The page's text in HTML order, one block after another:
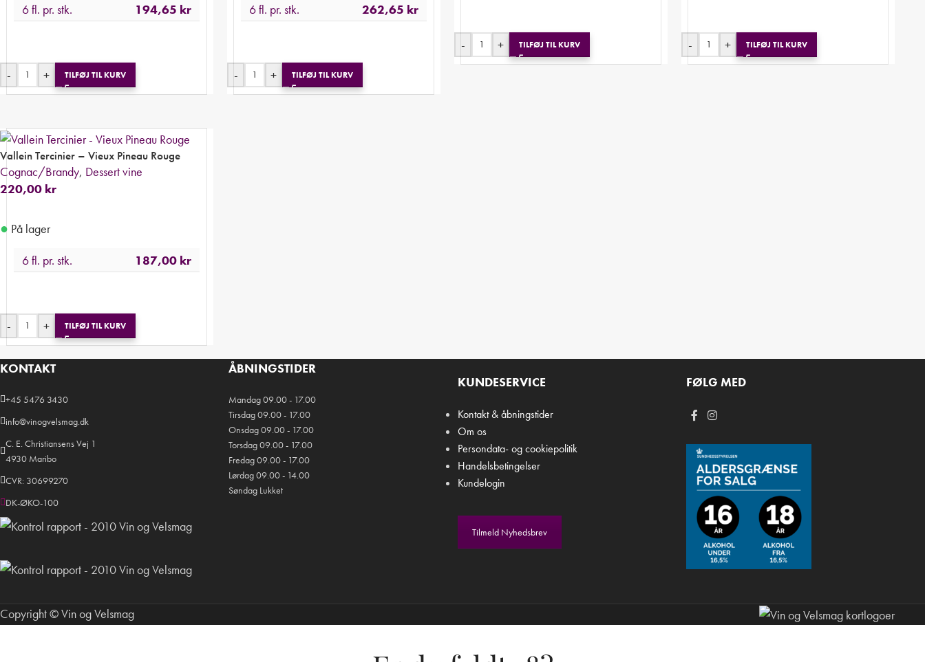
6 fl. pr. stk.
194,65 kr
- + TILFØJ TIL KURV
6 fl. pr. stk.
262,65 kr
- + TILFØJ TIL KURV
- + TILFØJ TIL KURV - + TILFØJ TIL KURV
Vallein Tercinier – Vieux Pineau Rouge
Cognac/Brandy, Dessert vine
220,00 kr
● På lager
6 fl. pr. stk.
187,00 kr
- + TILFØJ TIL KURV
KONTAKT
+45 5476 3430
info@vinogvelsmag.dk
C. E. Christiansens Vej 1
4930 Maribo
CVR: 30699270
DK-ØKO-100
ÅBNINGSTIDER
Mandag 09.00 - 17.00
Tirsdag 09.00 - 17.00
Onsdag 09.00 - 17.00
Torsdag 09.00 - 17.00
Fredag 09.00 - 17.00
Lørdag 09.00 - 14.00
Søndag Lukket
KUNDESERVICE
Kontakt & åbningstider
Om os
Persondata- og cookiepolitik
Handelsbetingelser
Kundelogin
Tilmeld Nyhedsbrev
FØLG MED
Copyright © Vin og Velsmag